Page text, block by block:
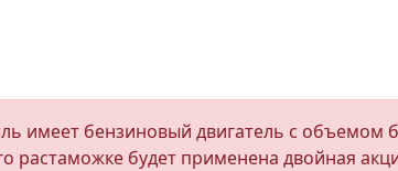
имеет бензиновый двигатель с объемом
растаможке будет применена двойная